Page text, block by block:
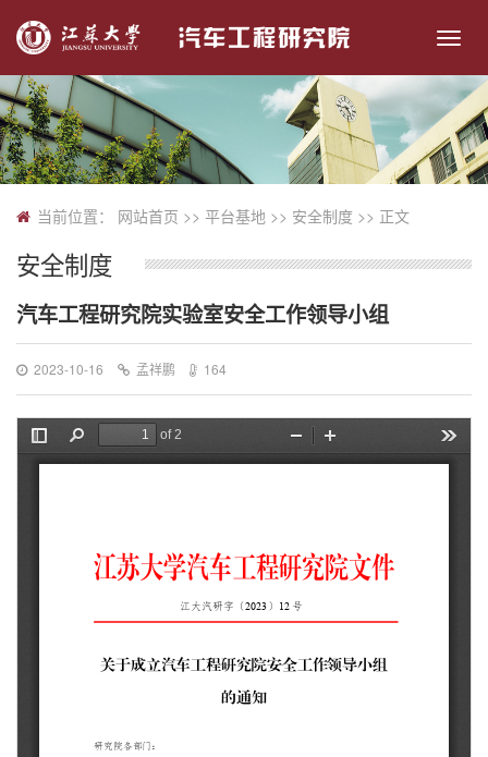
切
换
导
航
当前位置： 网站首页 >> 平台基地 >> 安全制度 >> 正文
安全制度
汽车工程研究院实验室安全工作领导小组
2023-10-16 孟祥鹏 164